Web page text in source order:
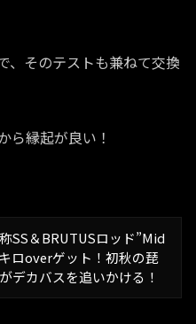
、そのテストも兼ねて交換
ら縁起が良い！
SS＆BRUTUSロッド”Mid
ロoverゲット！初秋の琵
デカバスを追いかける！